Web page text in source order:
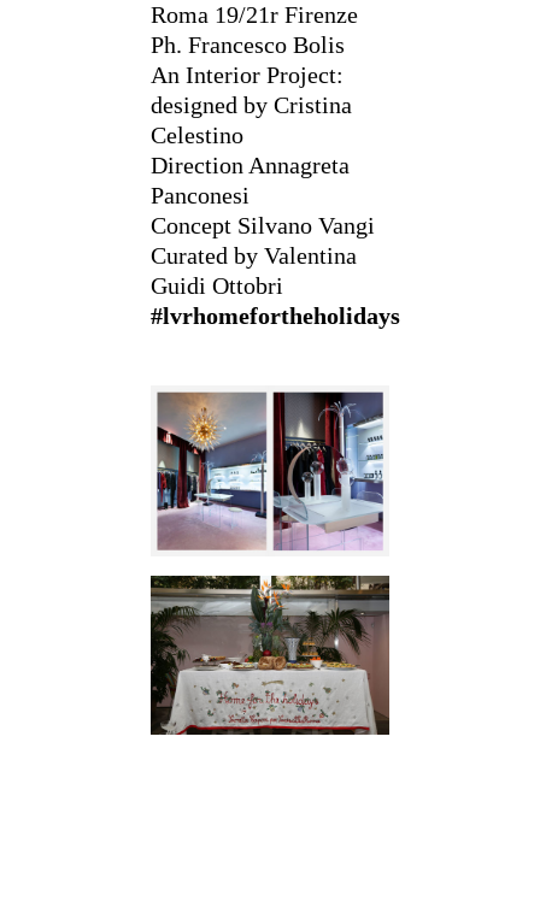
Roma 19/21r Firenze
Ph. Francesco Bolis
An Interior Project:
designed by Cristina
Celestino
Direction Annagreta
Panconesi
Concept Silvano Vangi
Curated by Valentina
Guidi Ottobri
#lvrhomefortheholidays